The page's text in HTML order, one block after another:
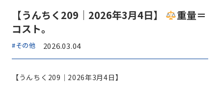
【うんちく209｜2026年3月4日】
重量＝
コスト。
#その他 2026.03.04
【うんちく209｜2026年3月4日】